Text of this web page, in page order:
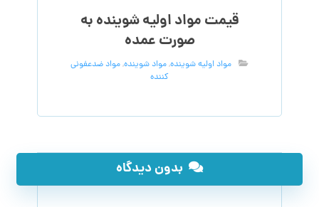
قیمت مواد اولیه شوینده به
صورت عمده
مواد اولیه شوینده,مواد شوینده,مواد ضدعفونی
کننده
بدون دیدگاه